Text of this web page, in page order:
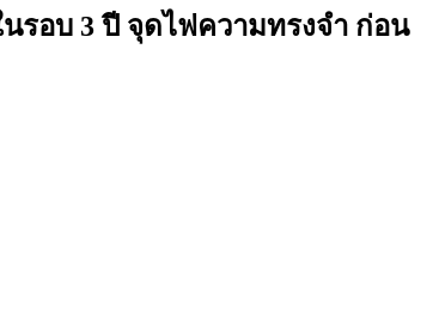
รอบ 3 ปี จุดไฟความทรงจำ ก่อน